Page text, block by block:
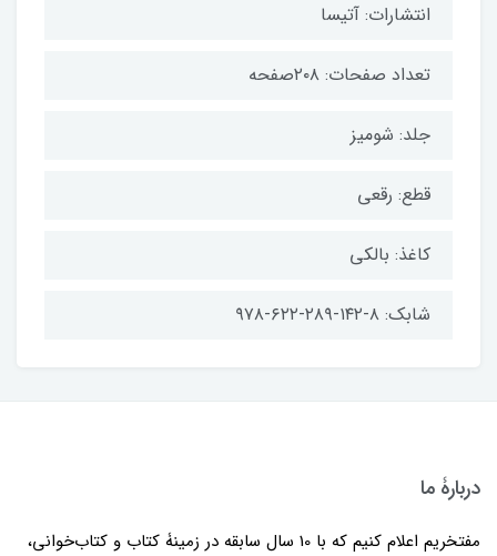
انتشارات: آتیسا
تعداد صفحات: ۲۰۸صفحه
جلد: شومیز
قطع: رقعی
کاغذ: بالکی
شابک: ۸-۱۴۲-۲۸۹-۶۲۲-۹۷۸
دربارۀ ما
مفتخریم اعلام کنیم که با 10 سال سابقه در زمینۀ کتاب و کتاب‌خوانی،